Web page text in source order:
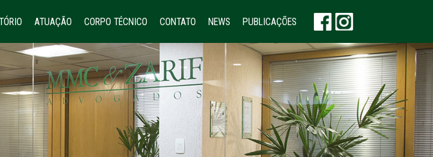
ATUAÇÃO CORPO TÉCNICO CONTATO NEWS PUBLICAÇÕES